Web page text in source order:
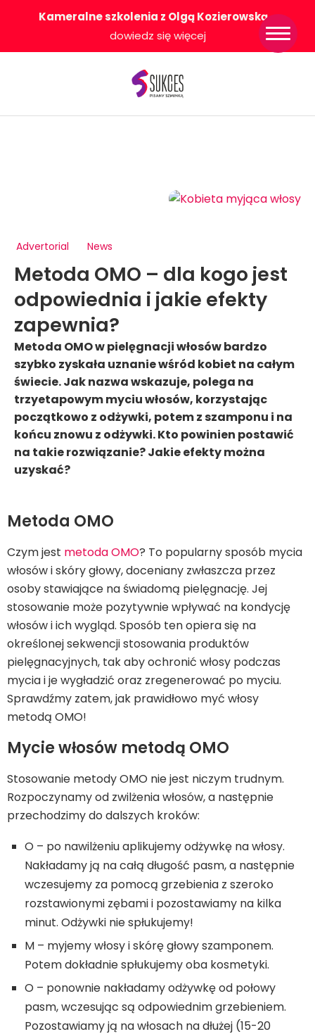
Kameralne szkolenia z Olgą Kozierowską-
dowiedz się więcej
Advertorial News
Metoda OMO – dla kogo jest
odpowiednia i jakie efekty
zapewnia?
Metoda OMO w pielęgnacji włosów bardzo
szybko zyskała uznanie wśród kobiet na całym
świecie. Jak nazwa wskazuje, polega na
trzyetapowym myciu włosów, korzystając
początkowo z odżywki, potem z szamponu i na
końcu znowu z odżywki. Kto powinien postawić
na takie rozwiązanie? Jakie efekty można
uzyskać?
Metoda OMO
Czym jest metoda OMO? To popularny sposób mycia
włosów i skóry głowy, doceniany zwłaszcza przez
osoby stawiające na świadomą pielęgnację. Jej
stosowanie może pozytywnie wpływać na kondycję
włosów i ich wygląd. Sposób ten opiera się na
określonej sekwencji stosowania produktów
pielęgnacyjnych, tak aby ochronić włosy podczas
mycia i je wygładzić oraz zregenerować po myciu.
Sprawdźmy zatem, jak prawidłowo myć włosy
metodą OMO!
Mycie włosów metodą OMO
Stosowanie metody OMO nie jest niczym trudnym.
Rozpoczynamy od zwilżenia włosów, a następnie
przechodzimy do dalszych kroków:
O – po nawilżeniu aplikujemy odżywkę na włosy.
Nakładamy ją na całą długość pasm, a następnie
wczesujemy za pomocą grzebienia z szeroko
rozstawionymi zębami i pozostawiamy na kilka
minut. Odżywki nie spłukujemy!
M – myjemy włosy i skórę głowy szamponem.
Potem dokładnie spłukujemy oba kosmetyki.
O – ponownie nakładamy odżywkę od połowy
pasm, wczesując są odpowiednim grzebieniem.
Pozostawiamy ją na włosach na dłużej (15-20
Strona główna
Konkurs Sukces